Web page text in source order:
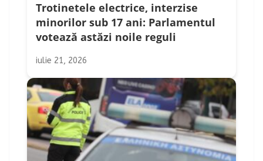
Trotinetele electrice, interzise
minorilor sub 17 ani: Parlamentul
votează astăzi noile reguli
iulie 21, 2026